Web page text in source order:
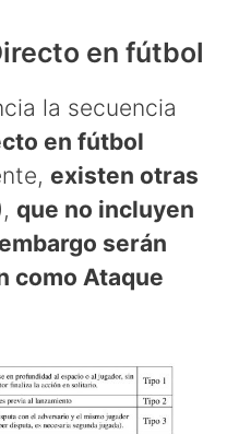
en fútbol
la secuencia
en fútbol
existen otras
que no incluyen
serán
como Ataque